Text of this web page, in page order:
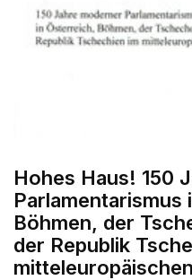
Hohes Haus! 150
Parlamentarismus
Böhmen, der
der Republik